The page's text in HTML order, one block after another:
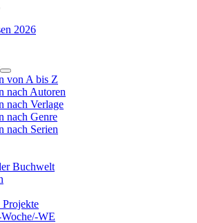
2026
von A bis Z
nach Autoren
nach Verlage
nach Genre
nach Serien
Buchwelt
WE